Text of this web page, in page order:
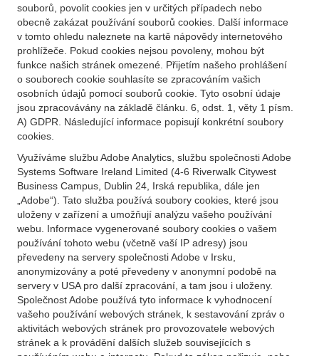
souborů, povolit cookies jen v určitých případech nebo
obecně zakázat používání souborů cookies. Další informace
v tomto ohledu naleznete na kartě nápovědy internetového
prohlížeče. Pokud cookies nejsou povoleny, mohou být
funkce našich stránek omezené. Přijetím našeho prohlášení
o souborech cookie souhlasíte se zpracováním vašich
osobních údajů pomocí souborů cookie. Tyto osobní údaje
jsou zpracovávány na základě článku. 6, odst. 1, věty 1 písm.
A) GDPR. Následující informace popisují konkrétní soubory
cookies.
Využíváme službu Adobe Analytics, službu společnosti Adobe
Systems Software Ireland Limited (4-6 Riverwalk Citywest
Business Campus, Dublin 24, Irská republika, dále jen
„Adobe“). Tato služba používá soubory cookies, které jsou
uloženy v zařízení a umožňují analýzu vašeho používání
webu. Informace vygenerované soubory cookies o vašem
používání tohoto webu (včetně vaší IP adresy) jsou
převedeny na servery společnosti Adobe v Irsku,
anonymizovány a poté převedeny v anonymní podobě na
servery v USA pro další zpracování, a tam jsou i uloženy.
Společnost Adobe používá tyto informace k vyhodnocení
vašeho používání webových stránek, k sestavování zpráv o
aktivitách webových stránek pro provozovatele webových
stránek a k provádění dalších služeb souvisejících s